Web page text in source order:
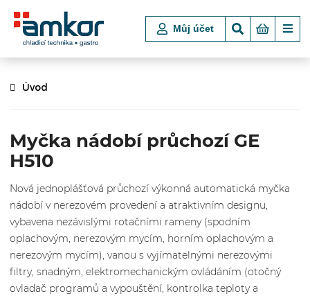
Můj účet
Úvod
Myčka nádobí průchozí GE
H510
Nová jednoplášťová průchozí výkonná automatická myčka
nádobí v nerezovém provedení a atraktivním designu,
vybavena nezávislými rotačními rameny (spodním
oplachovým, nerezovým mycím, horním oplachovým a
nerezovým mycím), vanou s vyjímatelnými nerezovými
filtry, snadným, elektromechanickým ovládáním (otočný
ovladač programů a vypouštění, kontrolka teploty a